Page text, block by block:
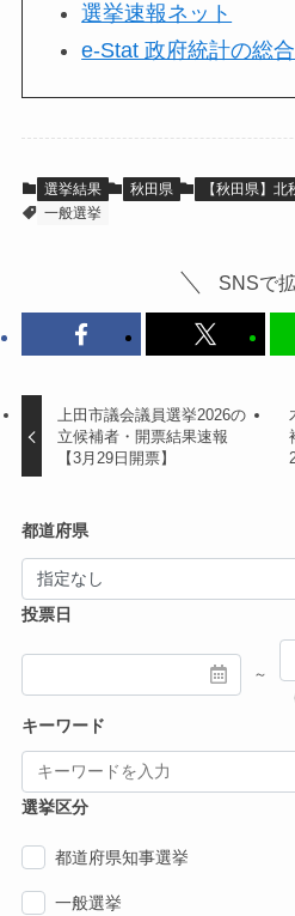
選挙速報ネット
e-Stat 政府統計の総
選挙結果 秋田県
【秋田県】
一般選挙
SNSで
上田市議会議員選挙2026の
立候補者・開票結果速報
【3月29日開票】
都道府県
投票日
～
キーワード
選挙区分
都道府県知事選挙
一般選挙